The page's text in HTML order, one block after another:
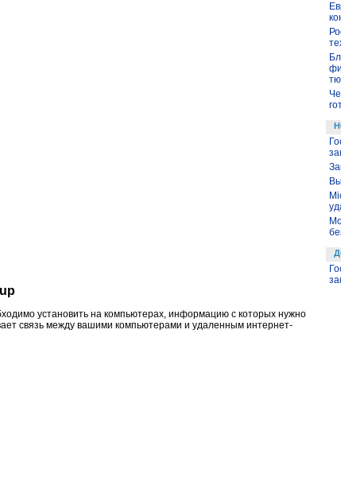
установить на компьютерах, информацию с которых нужно
связь между вашими компьютерами и удаленным интернет-